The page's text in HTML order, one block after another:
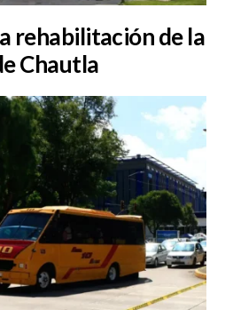
rehabilitación de la
Chautla